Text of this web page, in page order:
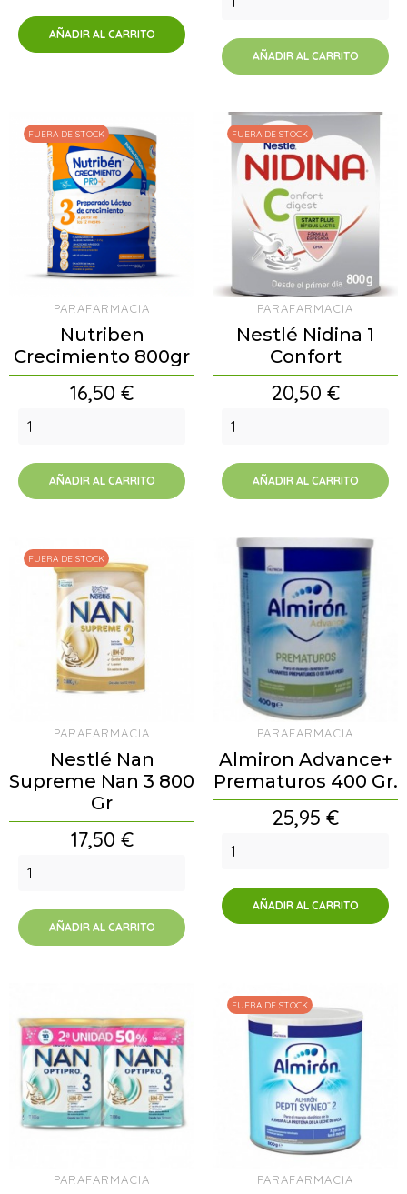
AÑADIR AL CARRITO
AÑADIR AL CARRITO
PARAFARMACIA
Nutriben
Crecimiento 800gr
Precio
16,50 €
AÑADIR AL CARRITO
FUERA DE STOCK
PARAFARMACIA
Nestlé Nidina 1
Confort
Precio
20,50 €
AÑADIR AL CARRITO
FUERA DE STOCK
PARAFARMACIA
Nestlé Nan
Supreme Nan 3 800
Gr
Precio
17,50 €
AÑADIR AL CARRITO
FUERA DE STOCK
PARAFARMACIA
Almiron Advance+
Prematuros 400 Gr.
Precio
25,95 €
AÑADIR AL CARRITO
PARAFARMACIA PARAFARMACIA
FUERA DE STOCK